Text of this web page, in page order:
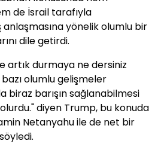
de İsrail tarafıyla
yönelik olumlu bir
dile getirdi.
artık durmaya ne dersiniz
olumlu gelişmeler
biraz barışın sağlanabilmesi
diyen Trump, bu konuda
Netanyahu ile de net bir